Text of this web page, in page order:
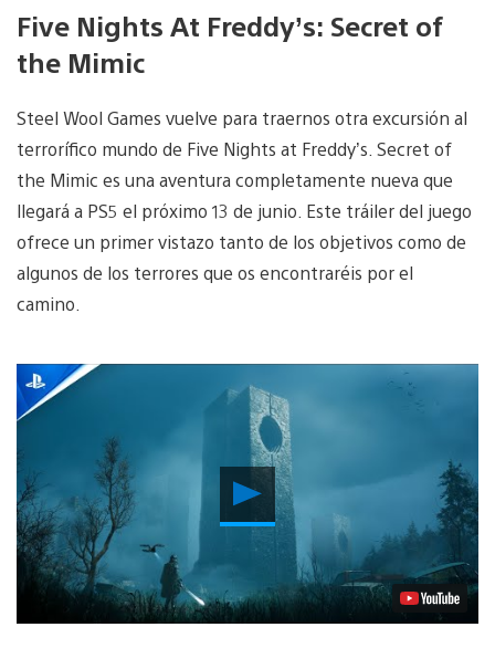
Five Nights At Freddy’s: Secret of
the Mimic
Steel Wool Games vuelve para traernos otra excursión al
terrorífico mundo de Five Nights at Freddy’s. Secret of
the Mimic es una aventura completamente nueva que
llegará a PS5 el próximo 13 de junio. Este tráiler del juego
ofrece un primer vistazo tanto de los objetivos como de
algunos de los terrores que os encontraréis por el
camino.
Reproducir
vídeo